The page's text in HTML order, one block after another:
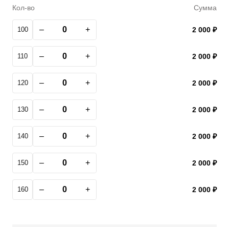
Кол-во Сумма
100 – + 2 000 ₽
110 – + 2 000 ₽
120 – + 2 000 ₽
130 – + 2 000 ₽
140 – + 2 000 ₽
150 – + 2 000 ₽
160 – + 2 000 ₽